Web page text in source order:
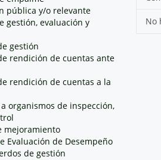
pública y/o relevante
gestión, evaluación y
gestión
rendición de cuentas ante
rendición de cuentas a la
organismos de inspección,
mejoramiento
Evaluación de Desempeño
de gestión
No